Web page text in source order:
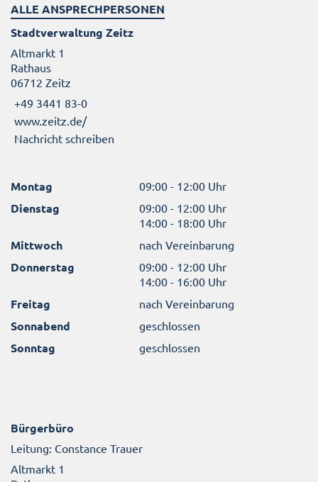
ALLE ANSPRECHPERSONEN
Stadtverwaltung Zeitz
Altmarkt 1
Rathaus
06712 Zeitz
+49 3441 83-0
www.zeitz.de/
Nachricht schreiben
Montag 09:00 - 12:00 Uhr
Dienstag
09:00 - 12:00 Uhr
14:00 - 18:00 Uhr
Mittwoch nach Vereinbarung
Donnerstag
09:00 - 12:00 Uhr
14:00 - 16:00 Uhr
Freitag nach Vereinbarung
Sonnabend geschlossen
Sonntag geschlossen
Bürgerbüro
Leitung: Constance Trauer
Altmarkt 1